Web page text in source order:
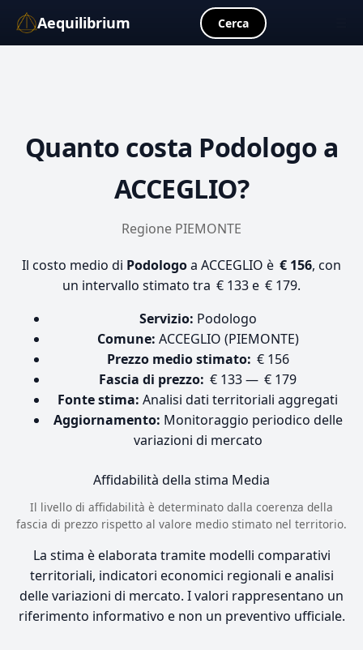
Aequilibrium Cerca
Quanto costa Podologo a
ACCEGLIO?
Regione PIEMONTE
Il costo medio di Podologoa ACCEGLIO è € 156, con
un intervallo stimato tra € 133 e € 179.
Servizio: Podologo
Comune: ACCEGLIO (PIEMONTE)
Prezzo medio stimato: € 156
Fascia di prezzo: € 133 — € 179
Fonte stima: Analisi dati territoriali aggregati
Aggiornamento: Monitoraggio periodico delle
variazioni di mercato
Affidabilità della stima Media
Il livello di affidabilità è determinato dalla coerenza della
fascia di prezzo rispetto al valore medio stimato nel territorio.
La stima è elaborata tramite modelli comparativi
territoriali, indicatori economici regionali e analisi
delle variazioni di mercato. I valori rappresentano un
riferimento informativo e non un preventivo ufficiale.